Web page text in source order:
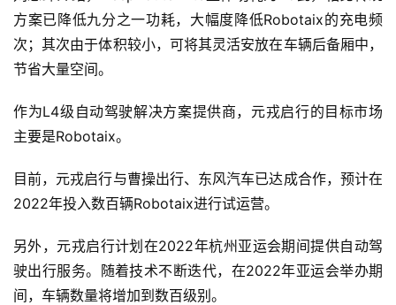
方案已降低九分之一功耗，大幅度降低Robotaix的充电频
次；其次由于体积较小，可将其灵活安放在车辆后备厢中，
节省大量空间。
作为L4级自动驾驶解决方案提供商，元戎启行的目标市场
主要是Robotaix。
目前，元戎启行与曹操出行、东风汽车已达成合作，预计在
2022年投入数百辆Robotaix进行试运营。
另外，元戎启行计划在2022年杭州亚运会期间提供自动驾
驶出行服务。随着技术不断迭代，在2022年亚运会举办期
间，车辆数量将增加到数百级别。